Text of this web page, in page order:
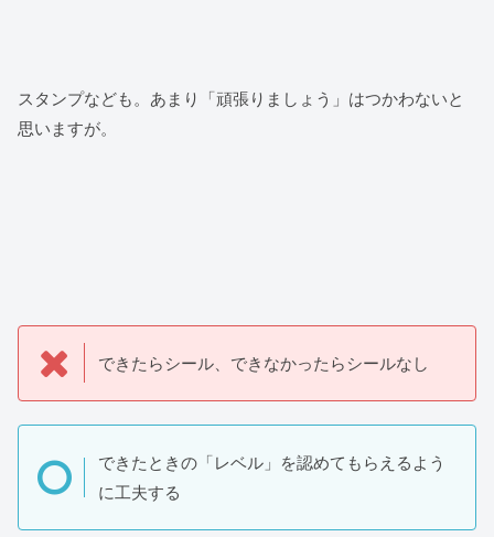
スタンプなども。あまり「頑張りましょう」はつかわないと
思いますが。
できたらシール、できなかったらシールなし
できたときの「レベル」を認めてもらえるよう
に工夫する